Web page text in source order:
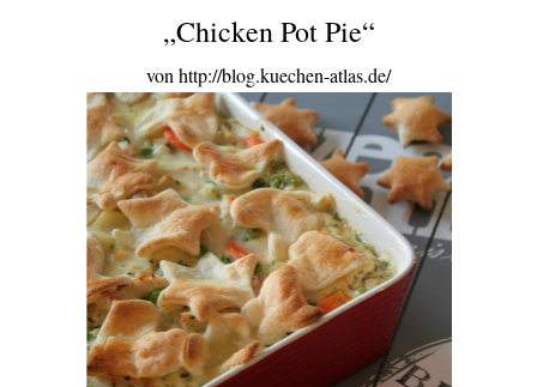
„Chicken Pot Pie“
von http://blog.kuechen-atlas.de/